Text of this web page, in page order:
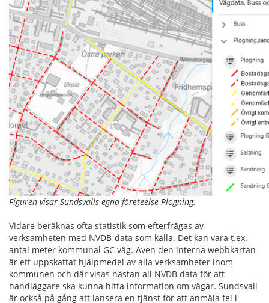
Figuren visar Sundsvalls egna företeelse Plogning.
Vidare beräknas ofta statistik som efterfrågas av
verksamheten med NVDB-data som källa. Det kan vara t.ex.
antal meter kommunal GC väg. Även den interna webbkartan
är ett uppskattat hjälpmedel av alla verksamheter inom
kommunen och där visas nästan all NVDB data för att
handläggare ska kunna hitta information om vägar. Sundsvall
är också på gång att lansera en tjänst för att anmäla fel i